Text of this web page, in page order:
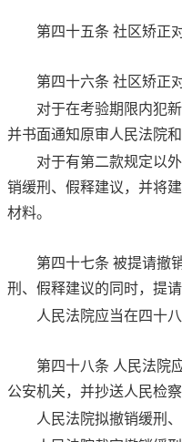
第四十五条 社区矫正
第四十六条 社区矫正
对于在考验期限内犯
并书面通知原审人民法院
对于有第二款规定以
销缓刑、假释建议，并将
材料。
第四十七条 被提请撤
刑、假释建议的同时，提
人民法院应当在四十
第四十八条 人民法院
公安机关，并抄送人民检察
人民法院拟撤销缓刑